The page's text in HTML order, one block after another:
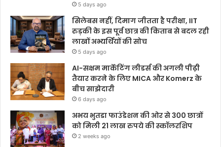
5 days ago
सिलेबस नहीं, दिमाग जीतता है परीक्षा, IIT
रुड़की के इस पूर्व छात्र की किताब से बदल रही
लाखों अभ्यर्थियों की सोच
5 days ago
AI-सक्षम मार्केटिंग लीडर्स की अगली पीढ़ी
तैयार करने के लिए MICA और Komerz के
बीच साझेदारी
6 days ago
अभय भुतडा फाउंडेशन की ओर से 300 छात्रों
को मिली 21 लाख रुपये की स्कॉलरशिप
2 weeks ago